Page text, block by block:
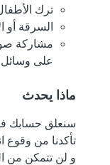
ترك
السرقة أو
مشاركة
على وسائل
ماذا يحدث
سنعلق حسابك
تأكدنا من وقوع
و لن تتمكن من